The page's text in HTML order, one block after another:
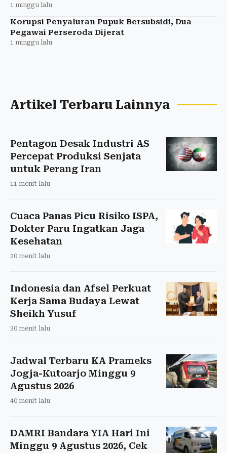
1 minggu lalu
Korupsi Penyaluran Pupuk Bersubsidi, Dua
Pegawai Perseroda Dijerat
1 minggu lalu
Artikel Terbaru Lainnya
Pentagon Desak Industri AS
Percepat Produksi Senjata
untuk Perang Iran
11 menit lalu
Cuaca Panas Picu Risiko ISPA,
Dokter Paru Ingatkan Jaga
Kesehatan
20 menit lalu
Indonesia dan Afsel Perkuat
Kerja Sama Budaya Lewat
Sheikh Yusuf
30 menit lalu
Jadwal Terbaru KA Prameks
Jogja-Kutoarjo Minggu 9
Agustus 2026
40 menit lalu
DAMRI Bandara YIA Hari Ini
Minggu 9 Agustus 2026, Cek